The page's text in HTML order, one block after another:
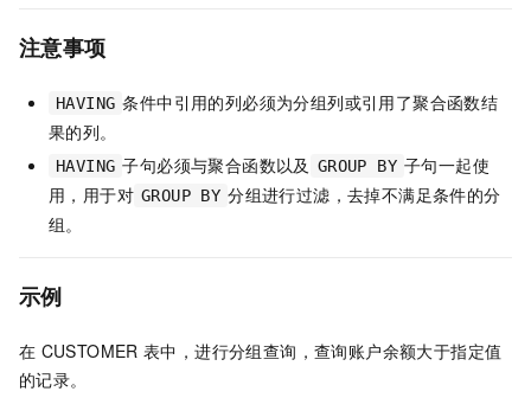
注意事项
HAVING 条件中引用的列必须为分组列或引用了聚合函数结
果的列。
HAVING 子句必须与聚合函数以及 GROUP BY 子句一起使
用，用于对 GROUP BY 分组进行过滤，去掉不满足条件的分
组。
示例
在 CUSTOMER 表中，进行分组查询，查询账户余额大于指定值
的记录。